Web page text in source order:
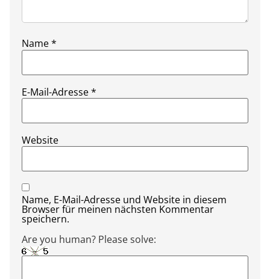
Name*
E-Mail-Adresse*
Website
Name, E-Mail-Adresse und Website in diesem
Browser für meinen nächsten Kommentar
speichern.
Are you human? Please solve: